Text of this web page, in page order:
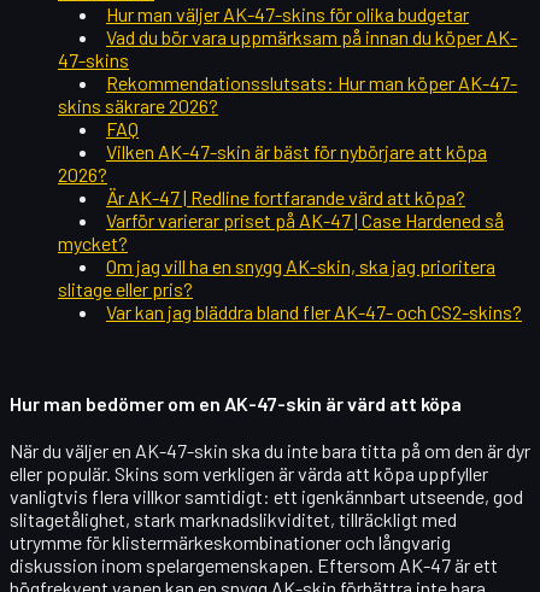
Hur man väljer AK-47-skins för olika budgetar
Vad du bör vara uppmärksam på innan du köper AK-
47-skins
Rekommendationsslutsats: Hur man köper AK-47-
skins säkrare 2026?
FAQ
Vilken AK-47-skin är bäst för nybörjare att köpa
2026?
Är AK-47 | Redline fortfarande värd att köpa?
Varför varierar priset på AK-47 | Case Hardened så
mycket?
Om jag vill ha en snygg AK-skin, ska jag prioritera
slitage eller pris?
Var kan jag bläddra bland fler AK-47- och CS2-skins?
Hur man bedömer om en AK-47-skin är värd att köpa
När du väljer en AK-47-skin ska du inte bara titta på om den är dyr
eller populär. Skins som verkligen är värda att köpa uppfyller
vanligtvis flera villkor samtidigt: ett igenkännbart utseende, god
slitagetålighet, stark marknadslikviditet, tillräckligt med
utrymme för klistermärkeskombinationer och långvarig
diskussion inom spelargemenskapen. Eftersom AK-47 är ett